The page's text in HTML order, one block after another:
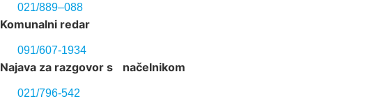
021/889–088
Komunalni redar
091/607-1934
Najava za razgovor s načelnikom
021/796-542